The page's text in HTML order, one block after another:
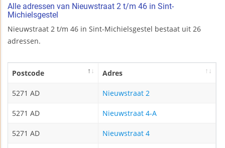
Alle adressen van Nieuwstraat 2 t/m 46 in Sint-
Michielsgestel
Nieuwstraat 2 t/m 46 in Sint-Michielsgestel bestaat uit 26
adressen.
Postcode Adres
5271 AD Nieuwstraat 2
5271 AD Nieuwstraat 4-A
5271 AD Nieuwstraat 4